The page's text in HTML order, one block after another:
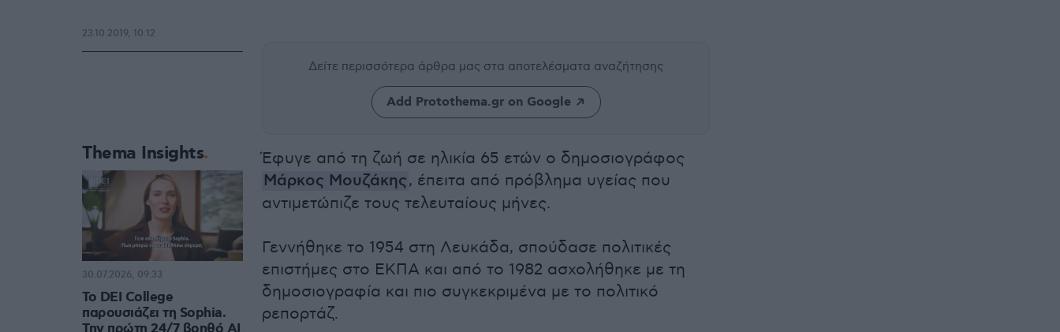
Δείτε περισσότερα άρθρα μας στα αποτελέσματα αναζήτησης
Add Protothema.gr on Google
Έφυγε από τη ζωή σε ηλικία 65 ετών ο δημοσιογράφος
Μάρκος Μουζάκης, έπειτα από πρόβλημα υγείας που
αντιμετώπιζε τους τελευταίους μήνες.
Γεννήθηκε το 1954 στη Λευκάδα, σπούδασε πολιτικές
επιστήμες στο ΕΚΠΑ και από το 1982 ασχολήθηκε με τη
δημοσιογραφία και πιο συγκεκριμένα με το πολιτικό
ρεπορτάζ.
23.10.2019, 10:12
Thema Insights
Το DEI College
παρουσιάζει τη Sophia.
30.07.2026, 09:33